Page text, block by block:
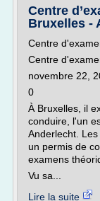
Centre
Bruxelles -
Centre
Centre
novembre 22,
0
À Bruxelles, il
conduire, l'un
Anderlecht.
un permis de
examens
Vu sa...
Lire la suite